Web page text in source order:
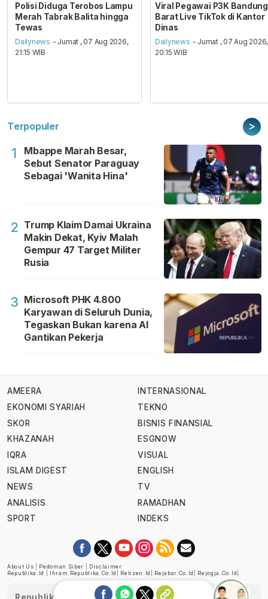
Polisi Diduga Terobos Lampu
Merah Tabrak Balita hingga
Tewas
Dailynews - Jumat , 07 Aug 2026,
21:15 WIB
Viral Pegawai P3K Bandung
Barat Live TikTok di Kantor
Dinas
Dailynews - Jumat , 07 Aug 2026,
20:15 WIB
Terpopuler >
1
Mbappe Marah Besar,
Sebut Senator Paraguay
Sebagai 'Wanita Hina'
2 Trump Klaim Damai Ukraina
Makin Dekat, Kyiv Malah
Gempur 47 Target Militer
Rusia
3 Microsoft PHK 4.800
Karyawan di Seluruh Dunia,
Tegaskan Bukan karena AI
Gantikan Pekerja
AMEERA
EKONOMI SYARIAH
SKOR
KHAZANAH
IQRA
ISLAM DIGEST
NEWS
ANALISIS
SPORT
INTERNASIONAL
TEKNO
BISNIS FINANSIAL
ESGNOW
VISUAL
ENGLISH
TV
RAMADHAN
INDEKS
About Us Pedoman Siber
Disclaimer
Republika.id
Ihram.republika.co.id Retizen.id Rejabar.co.id Rejogja.co.id